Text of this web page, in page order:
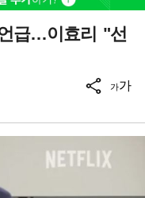
급…이효리 "선
가가